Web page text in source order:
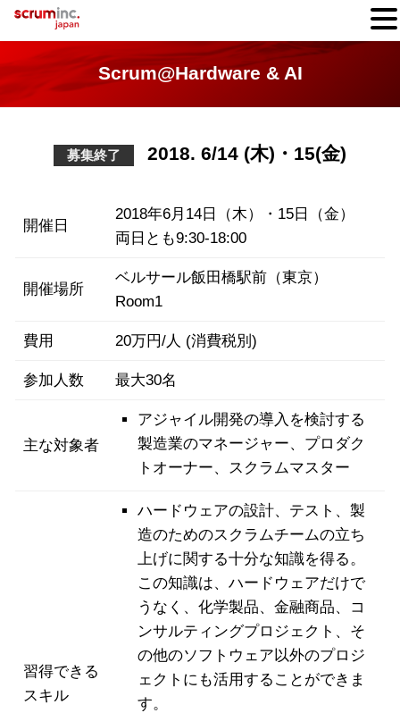
Scrum@Hardware & AI
募集終了 2018. 6/14 (木)・15(金)
開催日
2018年6月14日（木）・15日（金）
両日とも9:30-18:00
開催場所
ベルサール飯田橋駅前（東京）
Room1
費用 20万円/人 (消費税別)
参加人数 最大30名
主な対象者
アジャイル開発の導入を検討する
製造業のマネージャー、プロダク
トオーナー、スクラムマスター
習得できる
スキル
ハードウェアの設計、テスト、製
造のためのスクラムチームの立ち
上げに関する十分な知識を得る。
この知識は、ハードウェアだけで
うなく、化学製品、金融商品、コ
ンサルティングプロジェクト、そ
の他のソフトウェア以外のプロジ
ェクトにも活用することができま
す。